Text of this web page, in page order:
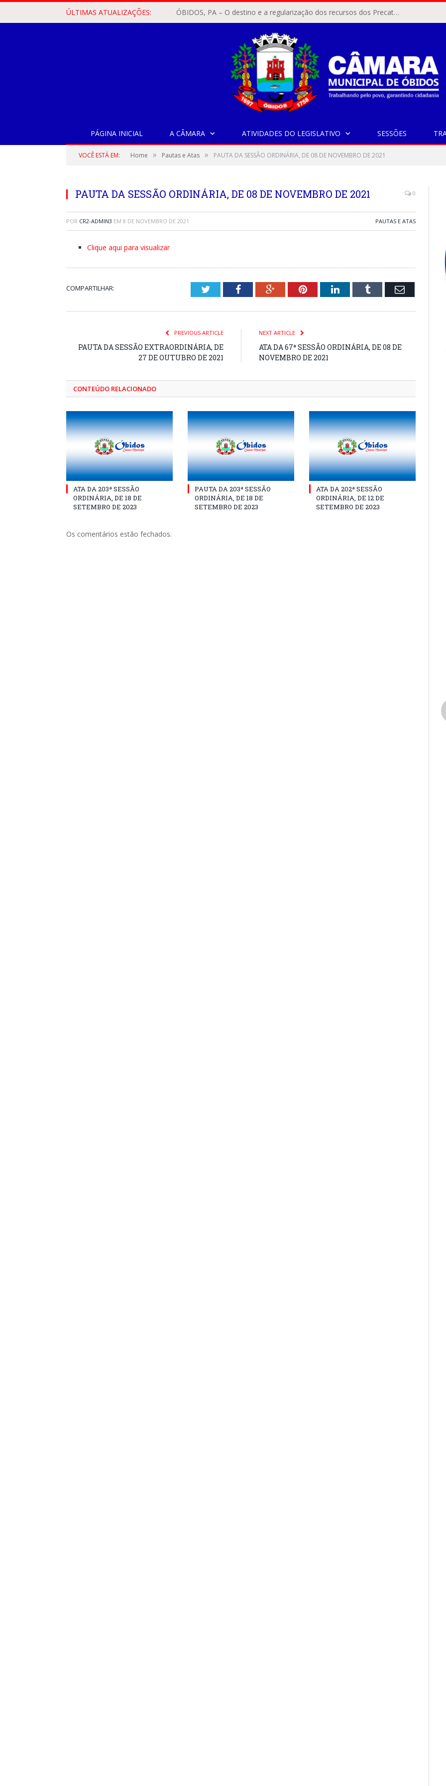
ÚLTIMAS ATUALIZAÇÕES: ÓBIDOS, PA – O destino e a regularização dos recursos dos Precatórios do FUNDEF (Fundo de Manutenção e Desenvolvimento do Ensino Fundamental e de Valorização do Magistério) voltaram a pautar as discussões na Câmara Municipal de Óbidos.
PÁGINA INICIAL A CÂMARA ATIVIDADES DO LEGISLATIVO SESSÕES
VOCÊ ESTÁ EM: Home » Pautas e Atas » PAUTA DA SESSÃO ORDINÁRIA, DE 08 DE NOVEMBRO DE 2021
PAUTA DA SESSÃO ORDINÁRIA, DE 08 DE NOVEMBRO DE 2021 0
POR CR2-ADMIN3 EM 8 DE NOVEMBRO DE 2021 PAUTAS E ATAS
Clique aqui para visualizar
COMPARTILHAR: TwitterFacebookGoogle+PinterestLinkedInTumblr Email
PREVIOUS ARTICLE
PAUTA DA SESSÃO EXTRAORDINÁRIA, DE
27 DE OUTUBRO DE 2021
NEXT ARTICLE
ATA DA 67ª SESSÃO ORDINÁRIA, DE 08 DE
NOVEMBRO DE 2021
CONTEÚDO RELACIONADO
ATA DA 203ª SESSÃO
ORDINÁRIA, DE 18 DE
SETEMBRO DE 2023
PAUTA DA 203ª SESSÃO
ORDINÁRIA, DE 18 DE
SETEMBRO DE 2023
ATA DA 202ª SESSÃO
ORDINÁRIA, DE 12 DE
SETEMBRO DE 2023
Os comentários estão fechados.